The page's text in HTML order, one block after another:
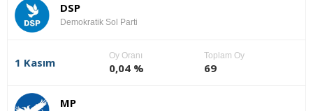
DSP
Demokratik Sol Parti
1 Kasım
Oy Oranı
0,04 %
Toplam Oy
69
MP